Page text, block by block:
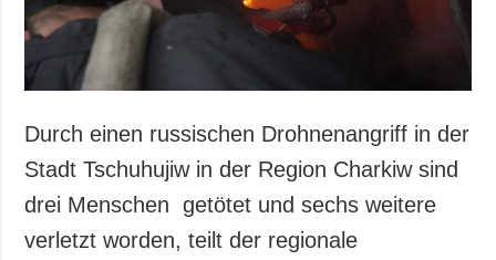
Durch einen russischen Drohnenangriff in der
Stadt Tschuhujiw in der Region Charkiw sind
drei Menschen getötet und sechs weitere
verletzt worden, teilt der regionale